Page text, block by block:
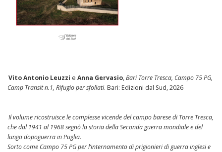
Vito Antonio Leuzzi eAnna Gervasio,Bari Torre Tresca, Campo 75 PG,
Camp Transit n.1, Rifugio per sfollati. Bari: Edizioni dal Sud, 2026
Il volume ricostruisce le complesse vicende del campo barese di Torre Tresca,
che dal 1941 al 1968 segnò la storia della Seconda guerra mondiale e del
lungo dopoguerra in Puglia.
Sorto come Campo 75 PG per l’internamento di prigionieri di guerra inglesi e